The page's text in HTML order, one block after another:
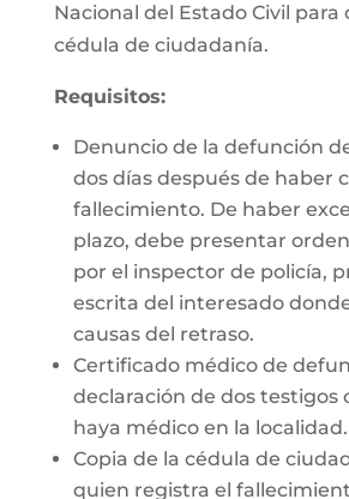
Nacional del Estado Civil para
cédula de ciudadanía.
Requisitos:
Denuncio de la defunción
dos días después de haber
fallecimiento. De haber
plazo, debe presentar
por el inspector de policía,
escrita del interesado
causas del retraso.
Certificado médico de
declaración de dos testigos
haya médico en la localidad.
Copia de la cédula de
quien registra el